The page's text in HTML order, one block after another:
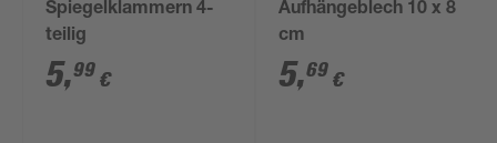
Spiegelklammern 4-
teilig
5,99 €
Aufhängeblech 10 x 8
cm
5,69 €